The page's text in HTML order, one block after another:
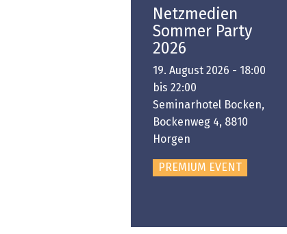
Netzmedien
Sommer Party
2026
19. August 2026 - 18:00
bis 22:00
Seminarhotel Bocken,
Bockenweg 4, 8810
Horgen
PREMIUM EVENT